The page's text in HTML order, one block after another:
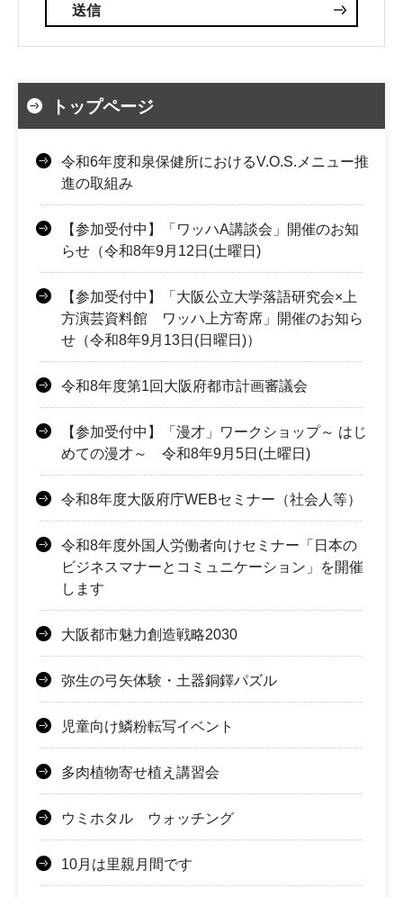
トップページ
令和6年度和泉保健所におけるV.O.S.メニュー推
進の取組み
【参加受付中】「ワッハA講談会」開催のお知
らせ（令和8年9月12日(土曜日)
【参加受付中】「大阪公立大学落語研究会×上
方演芸資料館 ワッハ上方寄席」開催のお知ら
せ（令和8年9月13日(日曜日)）
令和8年度第1回大阪府都市計画審議会
【参加受付中】「漫才」ワークショップ～ はじ
めての漫才～ 令和8年9月5日(土曜日)
令和8年度大阪府庁WEBセミナー（社会人等）
令和8年度外国人労働者向けセミナー「日本の
ビジネスマナーとコミュニケーション」を開催
します
大阪都市魅力創造戦略2030
弥生の弓矢体験・土器銅鐸パズル
児童向け鱗粉転写イベント
多肉植物寄せ植え講習会
ウミホタル ウォッチング
10月は里親月間です